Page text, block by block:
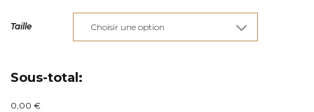
à
€285,00
Taille
Sous-total:
0,00 €